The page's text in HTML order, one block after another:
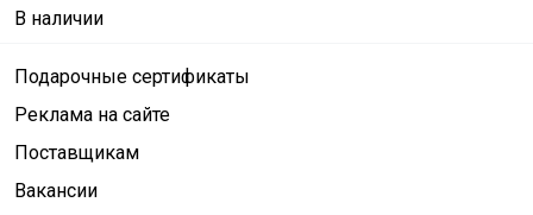
В наличии
Подарочные сертификаты
Реклама на сайте
Поставщикам
Вакансии